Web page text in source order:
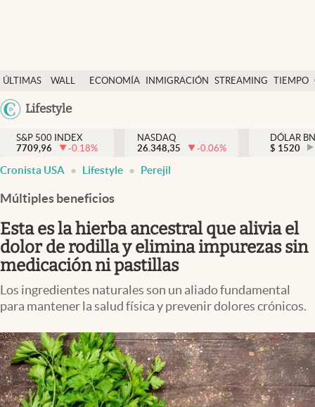
ÚLTIMAS
NOTICIAS
WALL
Y
DÓLAR
ECONOMÍA INMIGRACIÓN STREAMING TIEMPO
México
Lifestyle
Finanzas y economía
Wall Street y dólar
Inmigración
Espiritual
Streaming
PC y mobile
USA
S&P 500 INDEX
7709,96
-0.18%
NASDAQ
26.348,35
-0.06%
DÓLAR
$ 1520
Cronista USA Lifestyle Perejil
Múltiples beneficios
Esta es la hierba ancestral que alivia el
dolor de rodilla y elimina impurezas sin
medicación ni pastillas
Los ingredientes naturales son un aliado fundamental
para mantener la salud física y prevenir dolores crónicos.